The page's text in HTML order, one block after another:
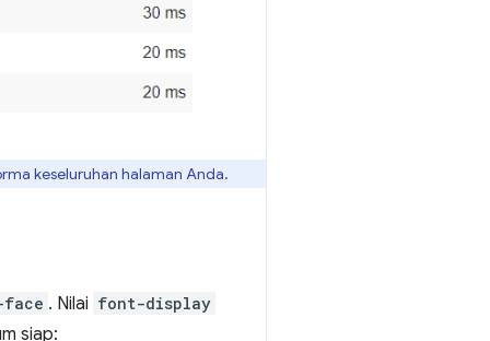
keseluruhan halaman Anda.
. Nilai font-display
siap: